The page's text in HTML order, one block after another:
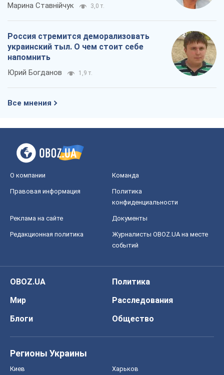
Марина Ставнійчук 3,0 т.
Россия стремится деморализовать
украинский тыл. О чем стоит себе
напомнить
Юрий Богданов 1,9 т.
Все мнения
О компании Команда
Правовая информация
Политика
конфиденциальности
Реклама на сайте Документы
Редакционная политика
Журналисты OBOZ.UA на месте
событий
OBOZ.UA
Политика
Мир
Расследования
Блоги
Общество
Регионы Украины
Киев Харьков